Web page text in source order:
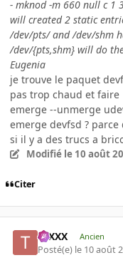
- mknod -m 660 null c 1
will created 2 static
/dev/pts/ and /dev/shm
/dev/{pts,shm} will do
Eugenia
je trouve le paquet
pas trop chaud et faire
emerge --unmerge
emerge devfsd ?
si il y a des trucs a
Modifié le 10 août
Citer
tuXXX Ancien
Posté(e) le 10 août